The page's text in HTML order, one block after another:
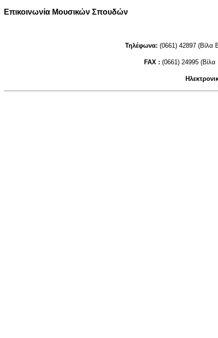
Επικοινωνία Μουσικών Σπουδών
Τηλέφωνα: (0661) 42897 (Βίλα
FAX : (0661) 24995